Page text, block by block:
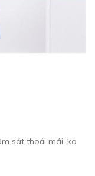
sát thoải mái, ko